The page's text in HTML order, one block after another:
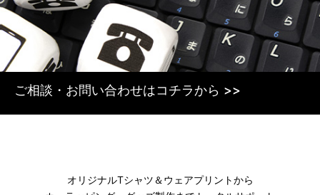
ご相談・お問い合わせはコチラから >>
オリジナルTシャツ＆ウェアプリントから